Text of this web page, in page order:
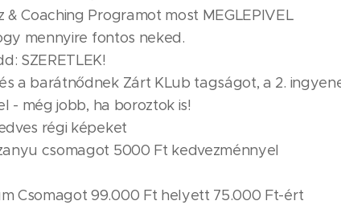
& Coaching Programot most MEGLEPIVEL
mennyire fontos neked.
SZERETLEK!
a barátnődnek Zárt KLub tagságot, a 2.
- még jobb, ha boroztok is!
régi képeket
csomagot 5000 Ft kedvezménnyel
Csomagot 99.000 Ft helyett 75.000 Ft-ért